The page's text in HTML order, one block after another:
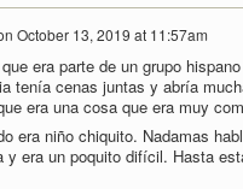
October 13, 2019 at 11:57am
era parte de un grupo
tenía cenas juntas y abría
era una cosa que era muy
era niño chiquito. Nadamas
y era un poquito difícil. Hasta